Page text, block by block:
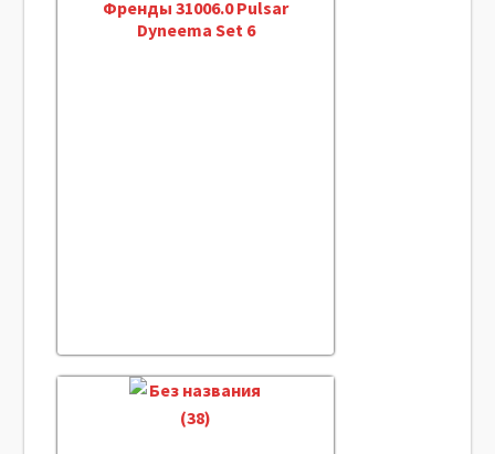
Френды 31006.0 Pulsar
Dyneema Set 6